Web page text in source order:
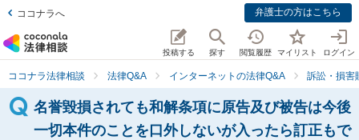
ココナラへ 弁護士の方はこちら
投稿する 探す 閲覧履歴 マイリスト ログイン
ココナラ法律相談 法律Q&A インターネットの法律Q&A 訴訟・損害
名誉毀損されても和解条項に原告及び被告は今後
一切本件のことを口外しないが入ったら訂正もで